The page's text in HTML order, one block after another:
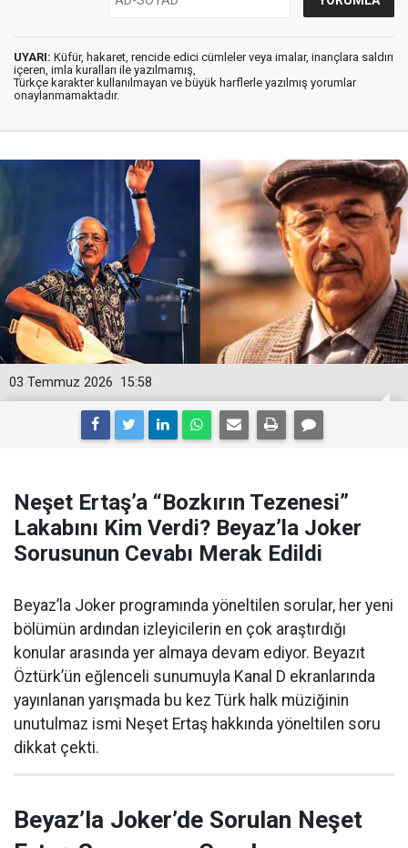
UYARI: Küfür, hakaret, rencide edici cümleler veya imalar, inançlara saldırı
içeren, imla kuralları ile yazılmamış,
Türkçe karakter kullanılmayan ve büyük harflerle yazılmış yorumlar
onaylanmamaktadır.
15:58
03 Temmuz 2026
Neşet Ertaş’a “Bozkırın Tezenesi”
Lakabını Kim Verdi? Beyaz’la Joker
Sorusunun Cevabı Merak Edildi
Beyaz’la Joker programında yöneltilen sorular, her yeni
bölümün ardından izleyicilerin en çok araştırdığı
konular arasında yer almaya devam ediyor. Beyazıt
Öztürk’ün eğlenceli sunumuyla Kanal D ekranlarında
yayınlanan yarışmada bu kez Türk halk müziğinin
unutulmaz ismi Neşet Ertaş hakkında yöneltilen soru
dikkat çekti.
Beyaz’la Joker’de Sorulan Neşet